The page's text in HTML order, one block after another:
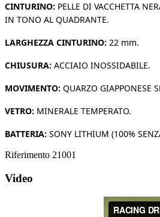
CINTURINO: PELLE DI VACCHETTA
IN TONO AL QUADRANTE.
LARGHEZZA CINTURINO: 22 mm.
CHIUSURA: ACCIAIO INOSSIDABILE.
MOVIMENTO: QUARZO GIAPPONESE
VETRO: MINERALE TEMPERATO.
BATTERIA: SONY LITHIUM (100%
Riferimento 21001
Video